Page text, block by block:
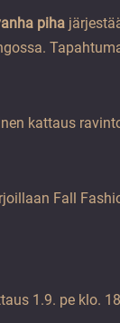
piha
kattaus
Fall
1.9. pe klo.